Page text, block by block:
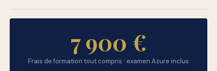
7 900 €
Frais de formation tout compris · examen Azure inclus